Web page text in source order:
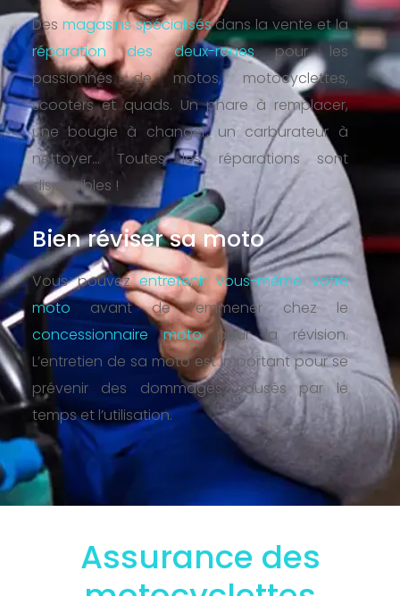
Des magasins spécialisésdans la vente et la
réparation des deux-rouespour les
passionnés de motos, motocyclettes,
scooters et quads. Un phare à remplacer,
une bougie à changer, un carburateur à
nettoyer… Toutes les réparations sont
disponibles !
Bien réviser sa moto
Vous pouvezentretenir vous-même votre
moto avant de l’emmener chez le
concessionnaire motopour la révision.
L’entretien de sa moto est important pour se
prévenir des dommages causés par le
temps et l’utilisation.
Assurance des